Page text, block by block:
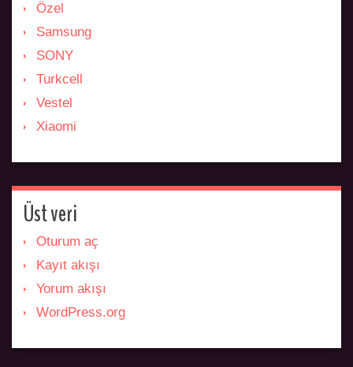
Özel
Samsung
SONY
Turkcell
Vestel
Xiaomi
Üst veri
Oturum aç
Kayıt akışı
Yorum akışı
WordPress.org